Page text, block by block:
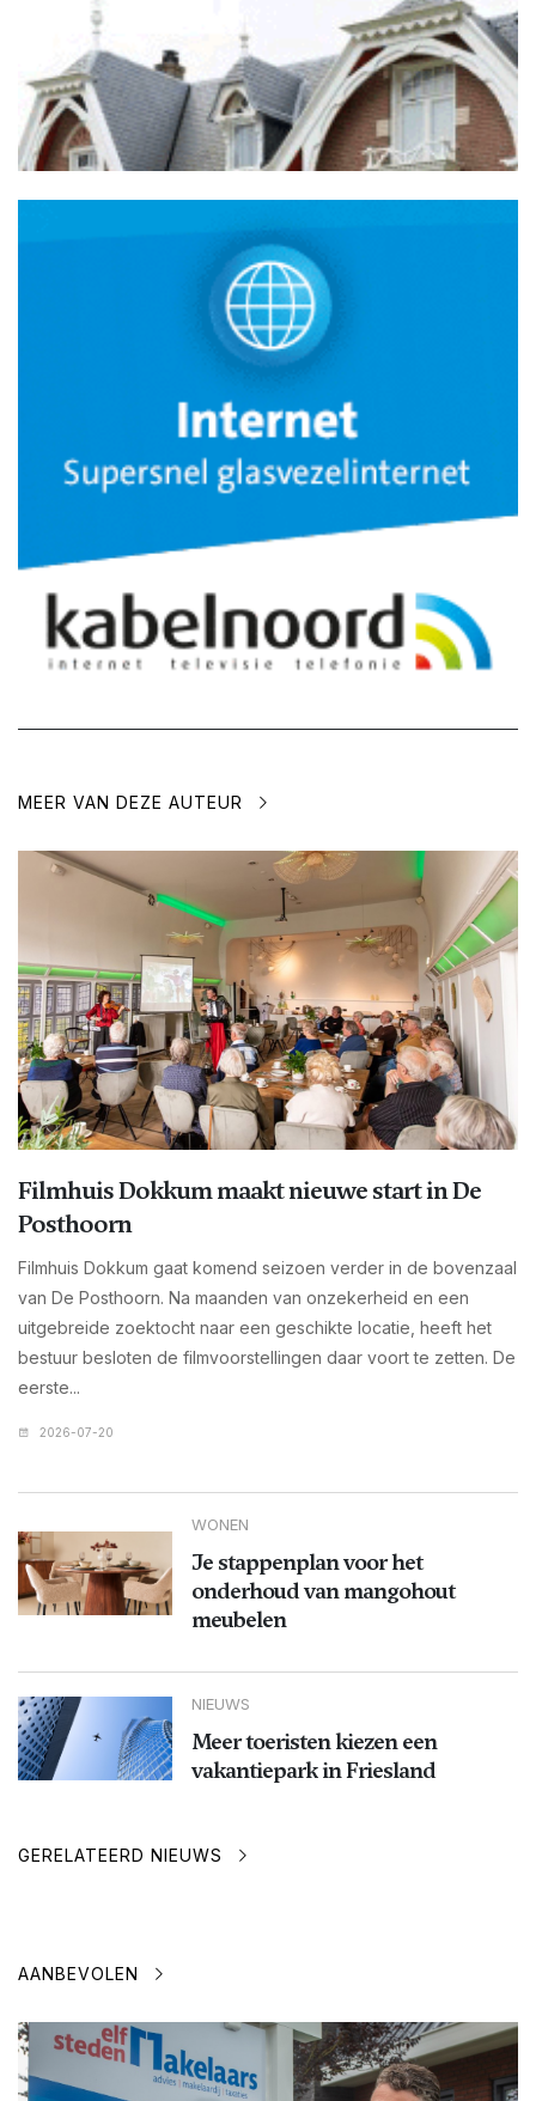
MEER VAN DEZE AUTEUR
Filmhuis Dokkum maakt nieuwe start in De
Posthoorn
Filmhuis Dokkum gaat komend seizoen verder in de bovenzaal
van De Posthoorn. Na maanden van onzekerheid en een
uitgebreide zoektocht naar een geschikte locatie, heeft het
bestuur besloten de filmvoorstellingen daar voort te zetten. De
eerste...
2026-07-20
WONEN
Je stappenplan voor het
onderhoud van mangohout
meubelen
NIEUWS
Meer toeristen kiezen een
vakantiepark in Friesland
GERELATEERD NIEUWS
AANBEVOLEN